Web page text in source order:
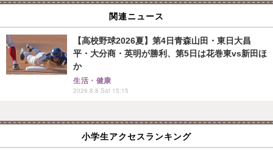
関連ニュース
【高校野球2026夏】第4日青森山田・東日大昌
平・大分商・英明が勝利、第5日は花巻東vs新田ほ
か
生活・健康
2026.8.8 Sat 15:15
小学生アクセスランキング